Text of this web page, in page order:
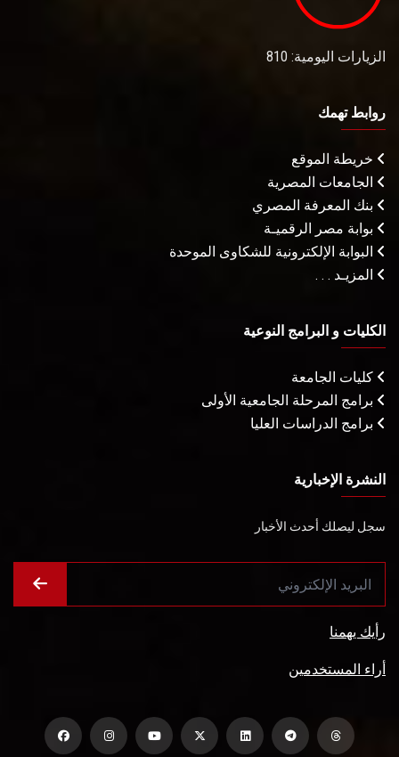
الزيارات اليومية: 810
روابط تهمك
خريطة الموقع
الجامعات المصرية
بنك المعرفة المصري
بوابة مصر الرقميـة
البوابة الإلكترونية للشكاوى الموحدة
المزيـد . . .
الكليات و البرامج النوعية
كليات الجامعة
برامج المرحلة الجامعية الأولى
برامج الدراسات العليا
النشرة الإخبارية
سجل ليصلك أحدث الأخبار
رأيك يهمنا
أراء المستخدمين